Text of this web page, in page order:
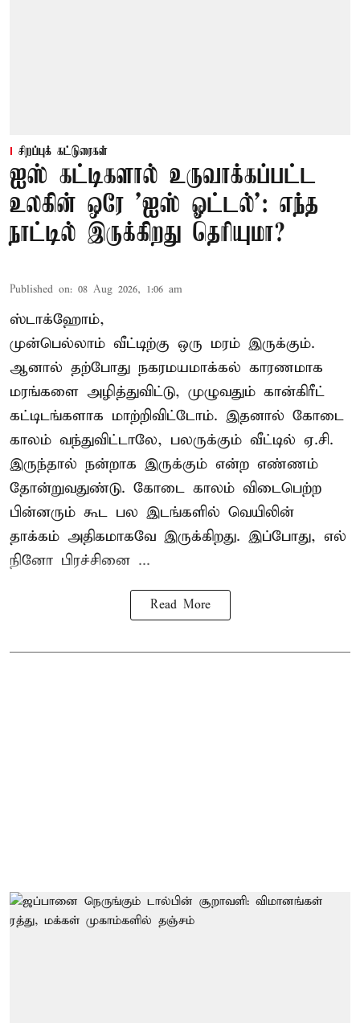
சிறப்புக் கட்டுரைகள்
ஐஸ் கட்டிகளால் உருவாக்கப்பட்ட
உலகின் ஒரே 'ஐஸ் ஓட்டல்': எந்த
நாட்டில் இருக்கிறது தெரியுமா?
Published on: 08 Aug 2026, 1:06 am
ஸ்டாக்ஹோம்,
முன்பெல்லாம் வீட்டிற்கு ஒரு மரம் இருக்கும்.
ஆனால் தற்போது நகரமயமாக்கல் காரணமாக
மரங்களை அழித்துவிட்டு, முழுவதும் கான்கிரீட்
கட்டிடங்களாக மாற்றிவிட்டோம். இதனால் கோடை
காலம் வந்துவிட்டாலே, பலருக்கும் வீட்டில் ஏ.சி.
இருந்தால் நன்றாக இருக்கும் என்ற எண்ணம்
தோன்றுவதுண்டு. கோடை காலம் விடைபெற்ற
பின்னரும் கூட பல இடங்களில் வெயிலின்
தாக்கம் அதிகமாகவே இருக்கிறது. இப்போது, எல்
நினோ பிரச்சினை ...
Read More